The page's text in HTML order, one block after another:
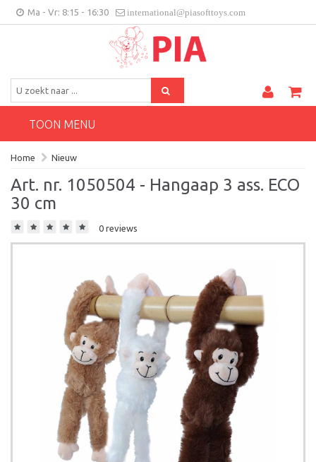
Ma - Vr: 8:15 - 16:30 international@piasofttoys.com
Klantenfeedback
BE/NL
TOON MENU
Home Nieuw
Art. nr. 1050504 - Hangaap 3 ass. ECO
30 cm
0 reviews